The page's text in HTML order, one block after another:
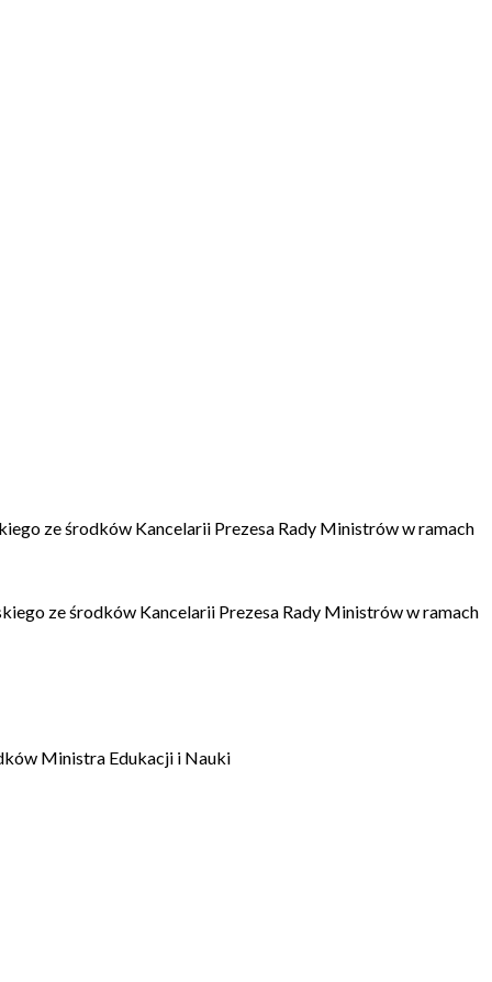
ze środków Kancelarii Prezesa Rady Ministrów w ramach
ze środków Kancelarii Prezesa Rady Ministrów w ramach
Ministra Edukacji i Nauki